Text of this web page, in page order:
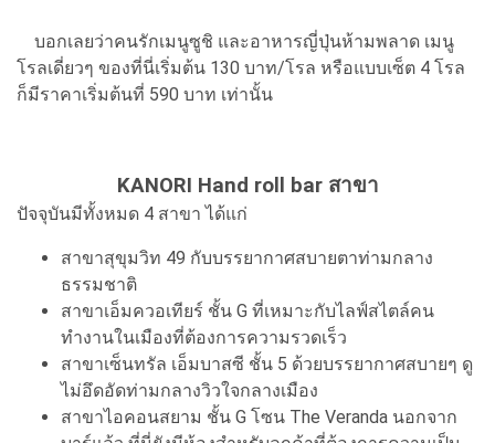
บอกเลยว่าคนรักเมนูซูชิ และอาหารญี่ปุ่นห้ามพลาด เมนู
โรลเดี่ยวๆ ของที่นี่เริ่มต้น 130 บาท/โรล หรือแบบเซ็ต 4 โรล
ก็มีราคาเริ่มต้นที่ 590 บาท เท่านั้น
KANORI Hand roll bar สาขา
ปัจจุบันมีทั้งหมด 4 สาขา ได้แก่
สาขาสุขุมวิท 49 กับบรรยากาศสบายตาท่ามกลาง
ธรรมชาติ
สาขาเอ็มควอเทียร์ ชั้น G ที่เหมาะกับไลฟ์สไตล์คน
ทำงานในเมืองที่ต้องการความรวดเร็ว
สาขาเซ็นทรัล เอ็มบาสซี ชั้น 5 ด้วยบรรยากาศสบายๆ ดู
ไม่อึดอัดท่ามกลางวิวใจกลางเมือง
สาขาไอคอนสยาม ชั้น G โซน The Veranda นอกจาก